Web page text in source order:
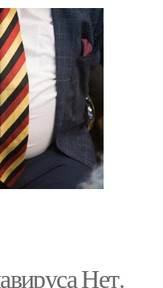
Нет.